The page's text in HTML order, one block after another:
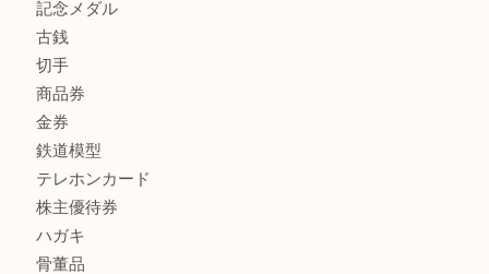
財布
バッグ
ブランド
時計
カメラ
食器
金貨
記念メダル
古銭